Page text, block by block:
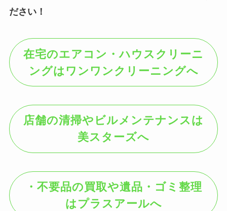
ださい！
在宅のエアコン・ハウスクリーニ
ングはワンワンクリーニングへ
店舗の清掃やビルメンテナンスは
美スターズへ
・不要品の買取や遺品・ゴミ整理
はプラスアールへ